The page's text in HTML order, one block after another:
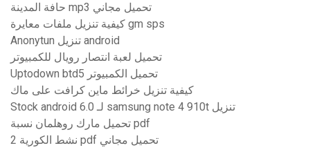
حافة المدينة mp3 تحميل مجاني
كيفية تنزيل ملفات معايرة gm sps
Anonytun تنزيل android
تحميل لعبة انتصار رويال للكمبيوتر
Uptodown btd5 تحميل الكمبيوتر
كيفية تنزيل خرائط ماين كرافت على ماك
Stock android 6.0 لـ samsung note 4 910t تنزيل
تحميل مارك روهلمان نسبة pdf
نشط الكورية 2 pdf تحميل مجاني